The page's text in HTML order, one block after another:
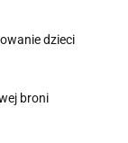
dzieci
broni